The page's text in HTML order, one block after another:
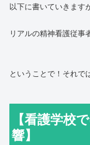
以下に書いていきます
リアルの精神看護従事
ということで！それで
【看護学校
響】